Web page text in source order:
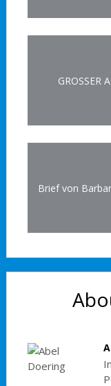
GROSSER
Brief von